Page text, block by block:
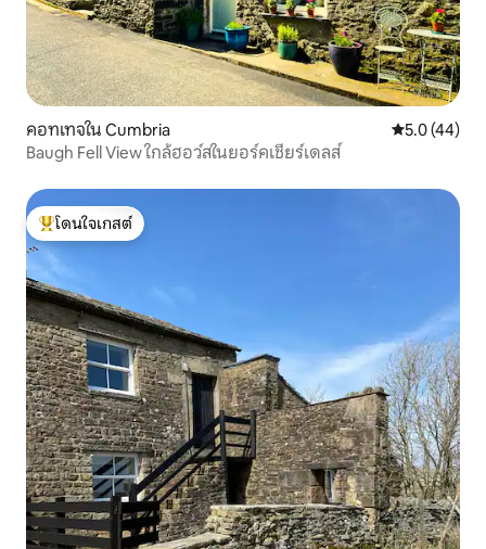
คอทเทจใน Cumbria คะแนนเฉลี่ย
5.0 (44)
Baugh Fell View ใกล้ฮอว์สในยอร์คเชียร์เดลส์
โดนใจเกสต์ที่สุด
โดนใจเกสต์